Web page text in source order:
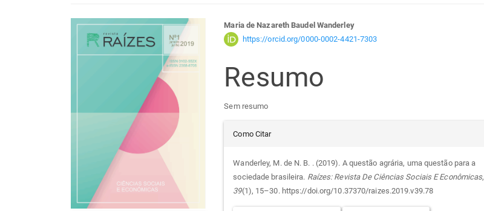
Barra
lateral
artigos
Conteúdo
do
artigo
principal
Maria de Nazareth Baudel Wanderley
https://orcid.org/0000-0002-4421-7303
Resumo
Sem resumo
Detalhes
do
artigo
Como Citar
Wanderley, M. de N. B. . (2019). A questão agrária, uma questão para a
sociedade brasileira. Raízes: Revista De Ciências Sociais E Econômicas,
39(1), 15–30. https://doi.org/10.37370/raizes.2019.v39.78